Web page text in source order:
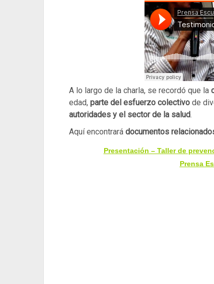
A lo largo de la charla, se recordó que la
edad, parte del esfuerzo colectivo de
autoridades y el sector de la salud.
Aquí encontrará documentos
Presentación – Taller de
Prensa